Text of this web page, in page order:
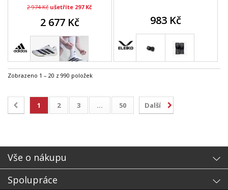
2 974 Kč ušetříte 297 Kč
2 677 Kč 983 Kč
Zobrazeno 1 – 20 z 990 položek
1 2 3 ... 50 Další
Vše o nákupu
Spolupráce